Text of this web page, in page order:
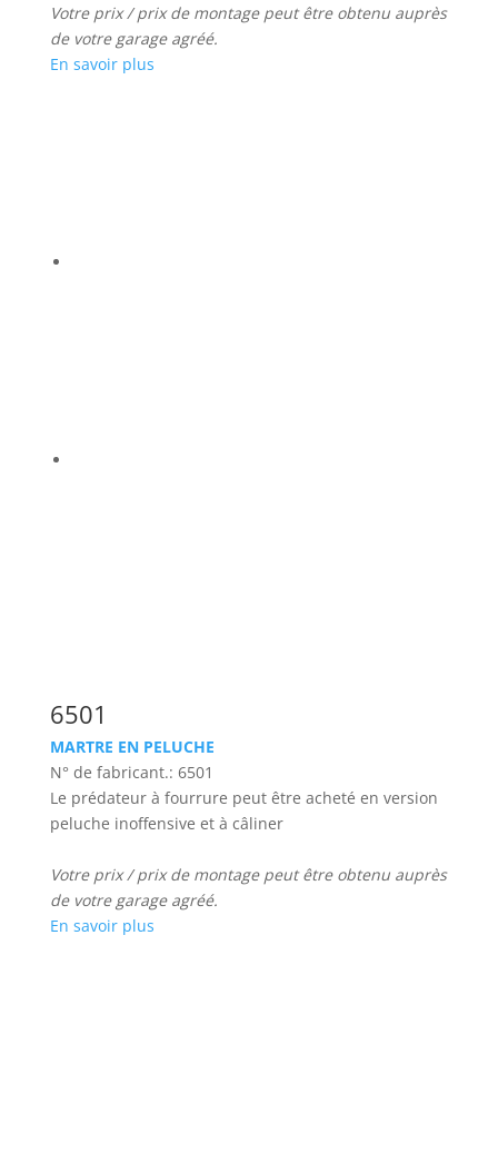
Votre prix / prix de montage peut être obtenu auprès
de votre garage agréé.
En savoir plus
6501
MARTRE EN PELUCHE
N° de fabricant.: 6501
Le prédateur à fourrure peut être acheté en version
peluche inoffensive et à câliner
Votre prix / prix de montage peut être obtenu auprès
de votre garage agréé.
En savoir plus